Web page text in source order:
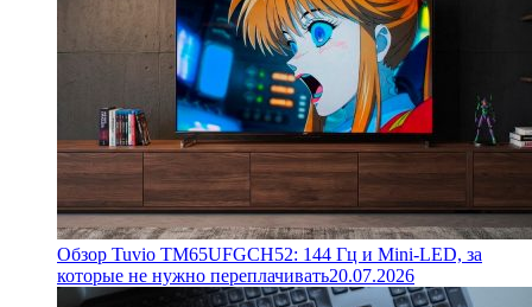
Обзор Tuvio TM65UFGCH52: 144 Гц и Mini-LED, за
которые не нужно переплачивать20.07.2026